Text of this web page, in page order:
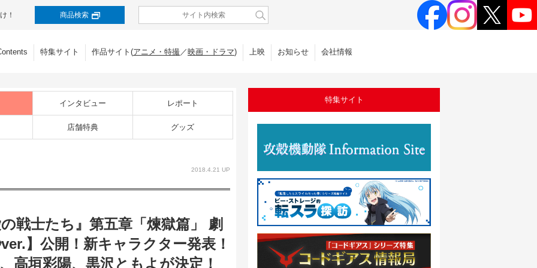
！ 商品検索
特集サイト 作品サイト(アニメ・特撮／映画・ドラマ) 上映 お知らせ 会社情報
インタビュー レポート
店舗特典 グッズ
2018.4.21 UP
戦士たち』第五章「煉獄篇」 劇
】公開！新キャラクター発表！
高垣彩陽、黒沢ともよが決定！
特集サイト